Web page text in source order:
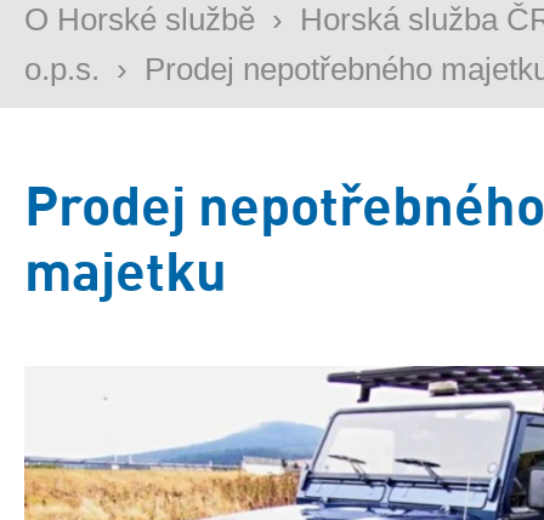
O Horské službě › Horská služba
o.p.s. › Prodej nepotřebného
Prodej nepotřebného
majetku